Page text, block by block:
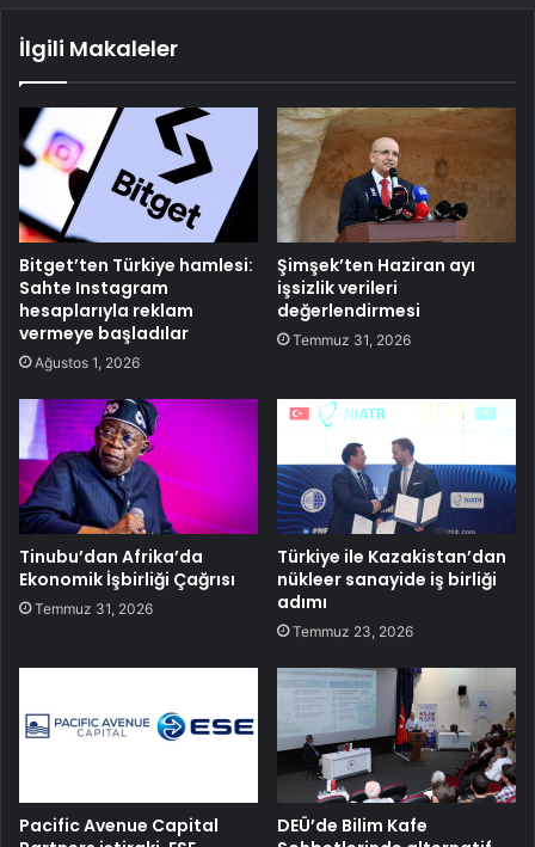
İlgili Makaleler
Bitget’ten Türkiye hamlesi:
Sahte Instagram
hesaplarıyla reklam
vermeye başladılar
Ağustos 1, 2026
Şimşek’ten Haziran ayı
işsizlik verileri
değerlendirmesi
Temmuz 31, 2026
Tinubu’dan Afrika’da
Ekonomik İşbirliği Çağrısı
Temmuz 31, 2026
Türkiye ile Kazakistan’dan
nükleer sanayide iş birliği
adımı
Temmuz 23, 2026
Pacific Avenue Capital
DEÜ’de Bilim Kafe